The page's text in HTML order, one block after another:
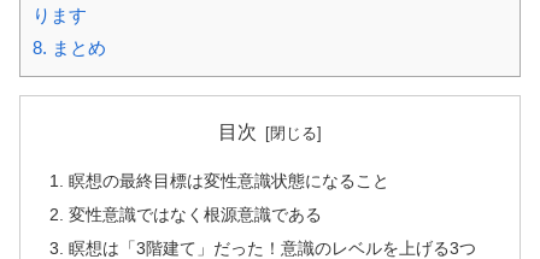
ります
8. まとめ
目次
瞑想の最終目標は変性意識状態になること
変性意識ではなく根源意識である
瞑想は「3階建て」だった！意識のレベルを上げる3つ